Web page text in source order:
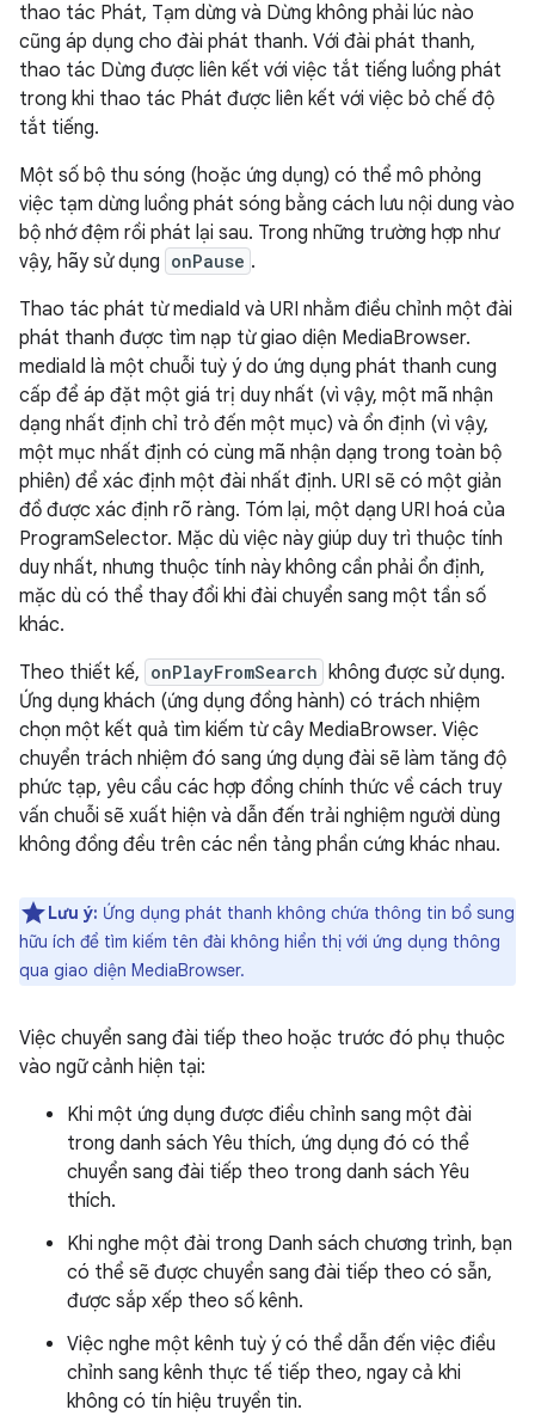
thao tác Phát, Tạm dừng và Dừng không phải lúc nào
cũng áp dụng cho đài phát thanh. Với đài phát thanh,
thao tác Dừng được liên kết với việc tắt tiếng luồng phát
trong khi thao tác Phát được liên kết với việc bỏ chế độ
tắt tiếng.
Một số bộ thu sóng (hoặc ứng dụng) có thể mô phỏng
việc tạm dừng luồng phát sóng bằng cách lưu nội dung vào
bộ nhớ đệm rồi phát lại sau. Trong những trường hợp như
vậy, hãy sử dụng onPause .
Thao tác phát từ mediaId và URI nhằm điều chỉnh một đài
phát thanh được tìm nạp từ giao diện MediaBrowser.
mediaId là một chuỗi tuỳ ý do ứng dụng phát thanh cung
cấp để áp đặt một giá trị duy nhất (vì vậy, một mã nhận
dạng nhất định chỉ trỏ đến một mục) và ổn định (vì vậy,
một mục nhất định có cùng mã nhận dạng trong toàn bộ
phiên) để xác định một đài nhất định. URI sẽ có một giản
đồ được xác định rõ ràng. Tóm lại, một dạng URI hoá của
ProgramSelector. Mặc dù việc này giúp duy trì thuộc tính
duy nhất, nhưng thuộc tính này không cần phải ổn định,
mặc dù có thể thay đổi khi đài chuyển sang một tần số
khác.
Theo thiết kế, onPlayFromSearch không được sử dụng.
Ứng dụng khách (ứng dụng đồng hành) có trách nhiệm
chọn một kết quả tìm kiếm từ cây MediaBrowser. Việc
chuyển trách nhiệm đó sang ứng dụng đài sẽ làm tăng độ
phức tạp, yêu cầu các hợp đồng chính thức về cách truy
vấn chuỗi sẽ xuất hiện và dẫn đến trải nghiệm người dùng
không đồng đều trên các nền tảng phần cứng khác nhau.
Lưu ý: Ứng dụng phát thanh không chứa thông tin bổ sung
hữu ích để tìm kiếm tên đài không hiển thị với ứng dụng thông
qua giao diện MediaBrowser.
Việc chuyển sang đài tiếp theo hoặc trước đó phụ thuộc
vào ngữ cảnh hiện tại:
Khi một ứng dụng được điều chỉnh sang một đài
trong danh sách Yêu thích, ứng dụng đó có thể
chuyển sang đài tiếp theo trong danh sách Yêu
thích.
Khi nghe một đài trong Danh sách chương trình, bạn
có thể sẽ được chuyển sang đài tiếp theo có sẵn,
được sắp xếp theo số kênh.
Việc nghe một kênh tuỳ ý có thể dẫn đến việc điều
chỉnh sang kênh thực tế tiếp theo, ngay cả khi
không có tín hiệu truyền tin.